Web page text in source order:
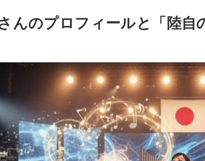
んのプロフィールと「陸自